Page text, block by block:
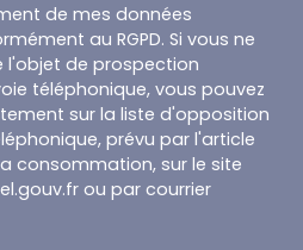
de mes données
au RGPD. Si vous ne
l'objet de prospection
téléphonique, vous pouvez
sur la liste d'opposition
prévu par l'article
consommation, sur le site
ou par courrier